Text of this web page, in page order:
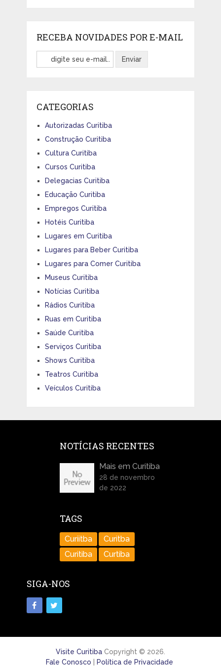
RECEBA NOVIDADES POR E-MAIL
CATEGORIAS
Autorizadas Curitiba
Construção Curitiba
Cultura Curitiba
Cursos Curitiba
Delegacias Curitiba
Educação Curitiba
Empregos Curitiba
Hotéis Curitiba
Lugares em Curitiba
Lugares para Beber Curitiba
Lugares para Comer Curitiba
Museus Curitiba
Notícias Curitiba
Rádios Curitiba
Ruas em Curitiba
Saúde Curitiba
Serviços Curitiba
Shows Curitiba
Teatros Curitiba
Veículos Curitiba
NOTÍCIAS RECENTES
Mais em Curitiba
28 de novembro
de 2022
TAGS
Curiitba
Curitba
Curitiba
Curtiba
SIGA-NOS
Visite CuritibaCopyright © 2026.
Fale Conosco
Política de Privacidade